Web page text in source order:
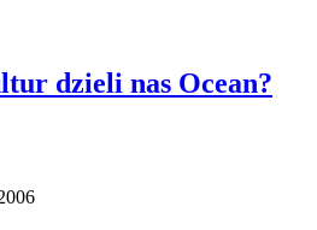
dzieli nas Ocean?